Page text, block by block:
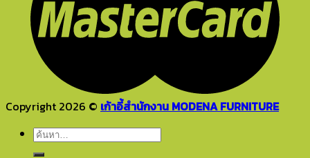
Copyright 2026 © เก้าอี้สำนักงาน MODENA FURNITURE
ค้นหา: